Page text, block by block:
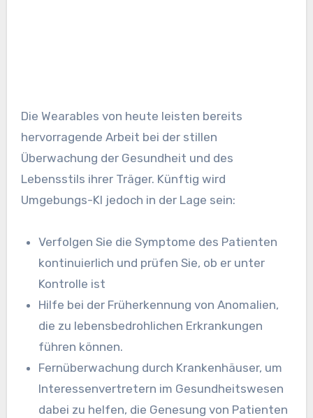
Die Wearables von heute leisten bereits
hervorragende Arbeit bei der stillen
Überwachung der Gesundheit und des
Lebensstils ihrer Träger. Künftig wird
Umgebungs-KI jedoch in der Lage sein:
Verfolgen Sie die Symptome des Patienten
kontinuierlich und prüfen Sie, ob er unter
Kontrolle ist
Hilfe bei der Früherkennung von Anomalien,
die zu lebensbedrohlichen Erkrankungen
führen können.
Fernüberwachung durch Krankenhäuser, um
Interessenvertretern im Gesundheitswesen
dabei zu helfen, die Genesung von Patienten